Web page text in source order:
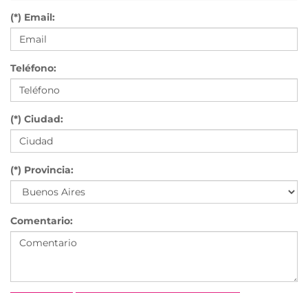
(*) Email:
Teléfono:
(*) Ciudad:
(*) Provincia:
Comentario: